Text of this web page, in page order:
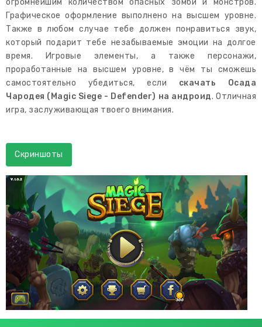
огромнейшим количеством опасных зомби и монстров.
Графическое оформление выполнено на высшем уровне.
Также в любом случае тебе должен понравиться звук,
который подарит тебе незабываемые эмоции на долгое
время. Игровые элементы, а также персонажи,
проработанные на высшем уровне, в чём ты сможешь
самостоятельно убедиться, если скачать Осада
Чародея (Magic Siege - Defender) на андроид. Отличная
игра, заслуживающая твоего внимания.
Скриншоты